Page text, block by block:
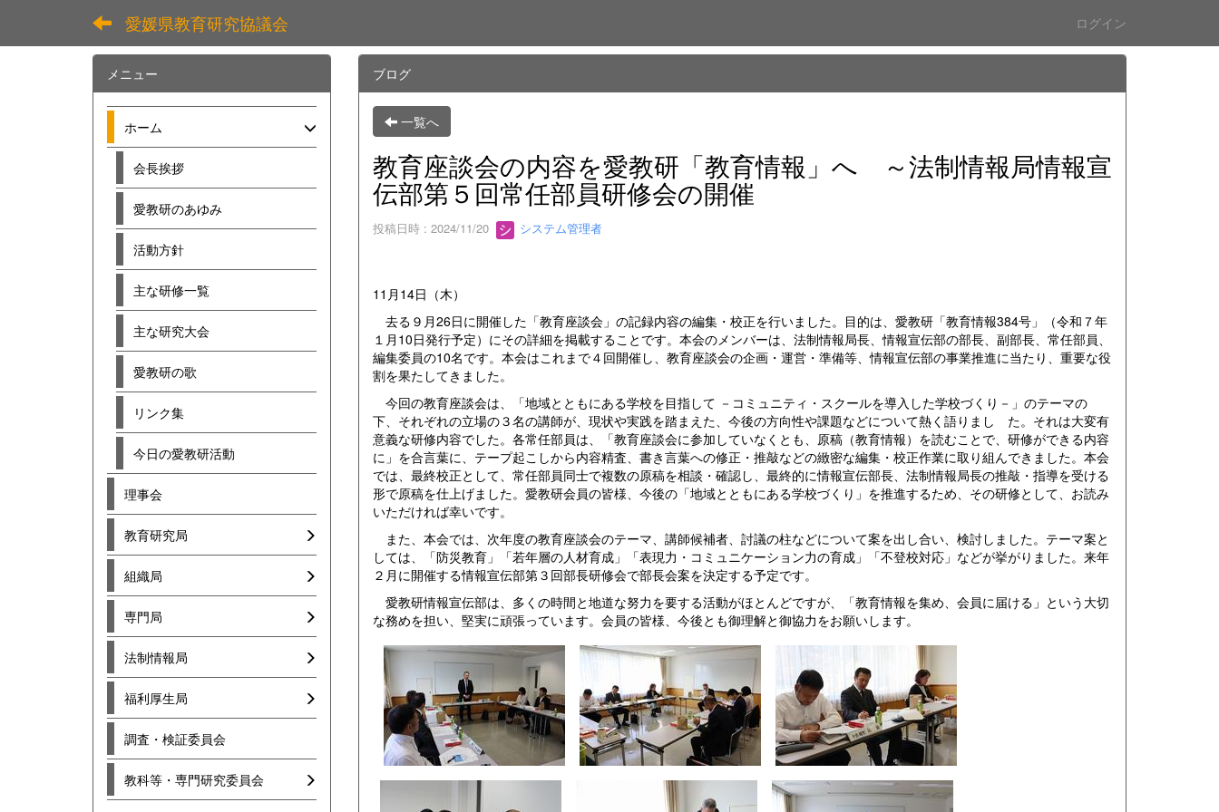
愛媛県教育研究協議会 ログイン
ブログ
一覧へ
教育座談会の内容を愛教研「教育情報」へ ～法制情報局情報宣
伝部第５回常任部員研修会の開催
投稿日時 : 2024/11/20 システム管理者
11月14日（木）
去る９月26日に開催した「教育座談会」の記録内容の編集・校正を行いました。目的は、愛教研「教育情報384号」（令和７年
１月10日発行予定）にその詳細を掲載することです。本会のメンバーは、法制情報局長、情報宣伝部の部長、副部長、常任部員、
編集委員の10名です。本会はこれまで４回開催し、教育座談会の企画・運営・準備等、情報宣伝部の事業推進に当たり、重要な役
割を果たしてきました。
今回の教育座談会は、「地域とともにある学校を目指して －コミュニティ・スクールを導入した学校づくり－」のテーマの
下、それぞれの立場の３名の講師が、現状や実践を踏まえた、今後の方向性や課題などについて熱く語りまし た。それは大変有
意義な研修内容でした。各常任部員は、「教育座談会に参加していなくとも、原稿（教育情報）を読むことで、研修ができる内容
に」を合言葉に、テープ起こしから内容精査、書き言葉への修正・推敲などの緻密な編集・校正作業に取り組んできました。本会
では、最終校正として、常任部員同士で複数の原稿を相談・確認し、最終的に情報宣伝部長、法制情報局長の推敲・指導を受ける
形で原稿を仕上げました。愛教研会員の皆様、今後の「地域とともにある学校づくり」を推進するため、その研修として、お読み
いただければ幸いです。
また、本会では、次年度の教育座談会のテーマ、講師候補者、討議の柱などについて案を出し合い、検討しました。テーマ案と
しては、「防災教育」「若年層の人材育成」「表現力・コミュニケーション力の育成」「不登校対応」などが挙がりました。来年
２月に開催する情報宣伝部第３回部長研修会で部長会案を決定する予定です。
愛教研情報宣伝部は、多くの時間と地道な努力を要する活動がほとんどですが、「教育情報を集め、会員に届ける」という大切
な務めを担い、堅実に頑張っています。会員の皆様、今後とも御理解と御協力をお願いします。
メニュー
ホーム
会長挨拶
愛教研のあゆみ
活動方針
主な研修一覧
主な研究大会
愛教研の歌
リンク集
今日の愛教研活動
理事会
教育研究局
組織局
専門局
法制情報局
福利厚生局
調査・検証委員会
教科等・専門研究委員会